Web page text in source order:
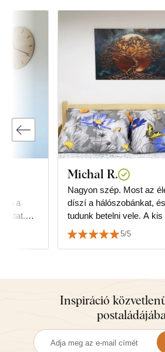
a
Michal R.
Nagyon szép. Most az
díszí a hálószobánkat,
tudunk betelni vele. A kis
vásárlásával szerzett
tapasztalataink alapján
gondossággal és
készült. Bár csak
nem 3D modellezés,
tűnik, csodásan néz ki. A
gyönyörűek, és minden
gondosan be van
5/5
Inspiráció